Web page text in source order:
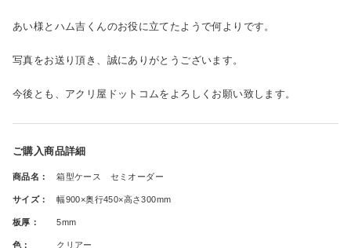
あい様とハム吉くんのお役に立てたようで何よりです。
写真をお送り頂き、誠にありがとうございます。
今後とも、アクリ屋ドットコムをよろしくお願い致します。
ご購入商品詳細
商品名： 箱型ケース セミオーダー
サイズ： 幅900×奥行450×高さ300mm
板厚： 5mm
色： クリアー